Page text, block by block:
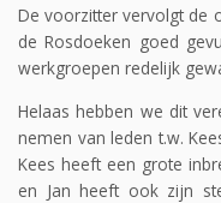
De voorzitter vervolgt de
de Rosdoeken goed
werkgroepen redelijk
Helaas hebben we dit
nemen van leden t.w.
Kees heeft een grote
en Jan heeft ook zijn